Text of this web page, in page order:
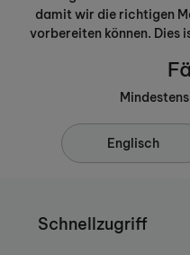
damit wir die richtigen
vorbereiten können. Dies
Englisch
Schnellzugriff